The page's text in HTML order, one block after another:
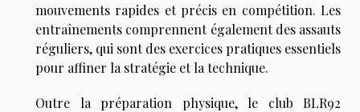
mouvements rapides et précis en compétition. Les
entraînements comprennent également des assauts
réguliers, qui sont des exercices pratiques essentiels
pour affiner la stratégie et la technique.
Outre la préparation physique, le club BLR92